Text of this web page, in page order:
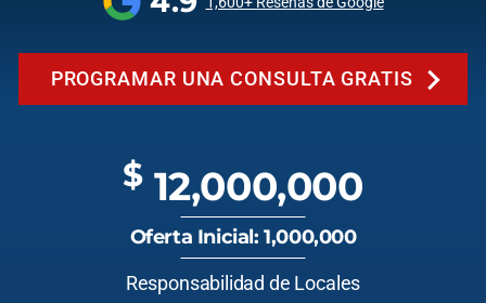
PROGRAMAR UNA CONSULTA GRATIS
$ 12,000,000
Oferta Inicial: 1,000,000
Responsabilidad de Locales